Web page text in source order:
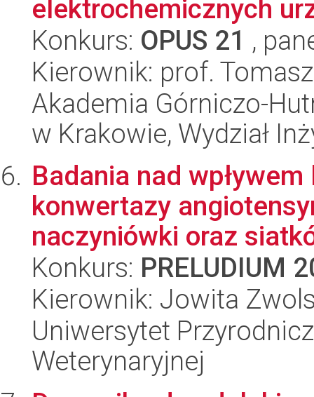
elektrochemicznych
Konkurs: OPUS 21 ,
Kierownik: prof.
Akademia Górniczo-
w Krakowie, Wydział
Badania nad
konwertazy
naczyniówki oraz
Konkurs: PRELUDIUM
Kierownik: Jowita
Uniwersytet
Weterynaryjnej